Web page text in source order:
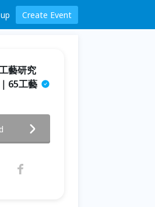
Create Event
藝研究
65工藝
- 14:30